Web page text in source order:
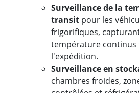
Surveillance de la
transit pour les
frigorifiques,
température continus
l'expédition.
Surveillance en
chambres froides,